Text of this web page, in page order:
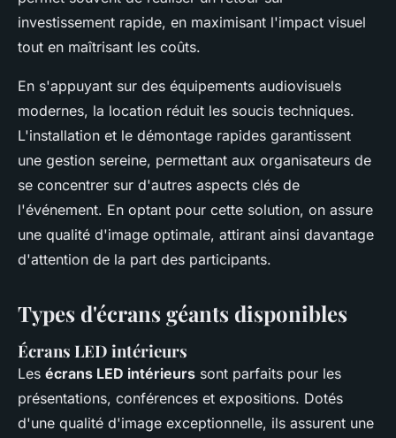
investissement rapide, en maximisant l'impact visuel
tout en maîtrisant les coûts.
En s'appuyant sur des équipements audiovisuels
modernes, la location réduit les soucis techniques.
L'installation et le démontage rapides garantissent
une gestion sereine, permettant aux organisateurs de
se concentrer sur d'autres aspects clés de
l'événement. En optant pour cette solution, on assure
une qualité d'image optimale, attirant ainsi davantage
d'attention de la part des participants.
Types d'écrans géants disponibles
Écrans LED intérieurs
Les écrans LED intérieurs sont parfaits pour les
présentations, conférences et expositions. Dotés
d'une qualité d'image exceptionnelle, ils assurent une